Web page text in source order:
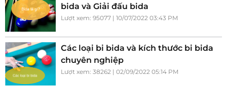
bida và Giải đấu bida
Lượt xem: 95077 | 10/07/2022 03:43 PM
Các loại bi bida và kích thước bi bida
chuyên nghiệp
Lượt xem: 38262 | 02/09/2022 05:14 PM